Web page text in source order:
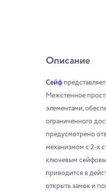
Описание
Сейф
Межстенное
элементами,
ограниченного
предусмотрено
механизмом с 2-х
ключевым
приводится в
открыть замок и